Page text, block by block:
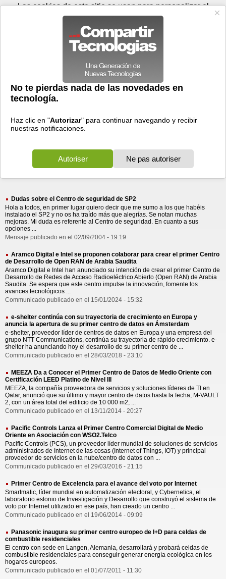
Prensa Videos
> primer centro
primer centro
1243 resultados Ordenar por fecha-Ordenar por pertinencia
Dudas sobre el Centro de seguridad de SP2
Hola a todos, en primer lugar quiero decir que me sumo a los que habéis
instalado el SP2 y no os ha traído más que alegrías. Se notan muchas
mejoras. Mi duda es referente al Centro de seguridad. En cuanto a sus
opciones ...
Mensaje publicado en el 02/09/2004 - 19:19
Aramco Digital e Intel se proponen colaborar para crear el primer Centro
de Desarrollo de Open RAN de Arabia Saudita
Aramco Digital e Intel han anunciado su intención de crear el primer Centro de
Desarrollo de Redes de Acceso Radioeléctrico Abierto (Open RAN) de Arabia
Saudita. Se espera que este centro impulse la innovación, fomente los
avances tecnológicos ...
Communicado publicado en el 15/01/2024 - 15:32
e-shelter continúa con su trayectoria de crecimiento en Europa y
anuncia la apertura de su primer centro de datos en Ámsterdam
e-shelter, proveedor líder de centros de datos en Europa y una empresa del
grupo NTT Communications, continúa su trayectoria de rápido crecimiento. e-
shelter ha anunciando hoy el desarrollo de su primer centro de ...
Communicado publicado en el 28/03/2018 - 23:10
MEEZA Da a Conocer el Primer Centro de Datos de Medio Oriente con
Certificación LEED Platino de Nivel III
MEEZA, la compañía proveedora de servicios y soluciones líderes de TI en
Qatar, anunció que su último y mayor centro de datos hasta la fecha, M-VAULT
2, con un área total del edificio de 10 000 m2, ...
Communicado publicado en el 13/11/2014 - 20:27
Pacific Controls Lanza el Primer Centro Comercial Digital de Medio
Oriente en Asociación con WSO2.Telco
Pacific Controls (PCS), un proveedor líder mundial de soluciones de servicios
administrados de Internet de las cosas (Internet of Things, IOT) y principal
proveedor de servicios en la nube/centro de datos con ...
Communicado publicado en el 29/03/2016 - 21:15
Primer Centro de Excelencia para el avance del voto por Internet
Smartmatic, líder mundial en automatización electoral, y Cybernetica, el
laboratorio estonio de Investigación y Desarrollo que construyó el sistema de
voto por Internet utilizado en ese país, han creado un centro ...
Communicado publicado en el 19/06/2014 - 09:09
Panasonic inaugura su primer centro europeo de I+D para celdas de
combustible residenciales
El centro con sede en Langen, Alemania, desarrollará y probará celdas de
combustible residenciales para conseguir generar energía ecológica en los
hogares europeos.
Communicado publicado en el 01/07/2011 - 11:30
Sábado 08 de agosto - 14:36 Registrar Conectar
Las cookies de este sitio se usan para personalizar el
contenido y los anuncios, para ofrecer funciones de medios
sociales y para analizar el tráfico. Además, compartimos
información sobre el uso que haga del sitio web con nuestros
partners de medios sociales, de publicidad y de análisis
web.
OK